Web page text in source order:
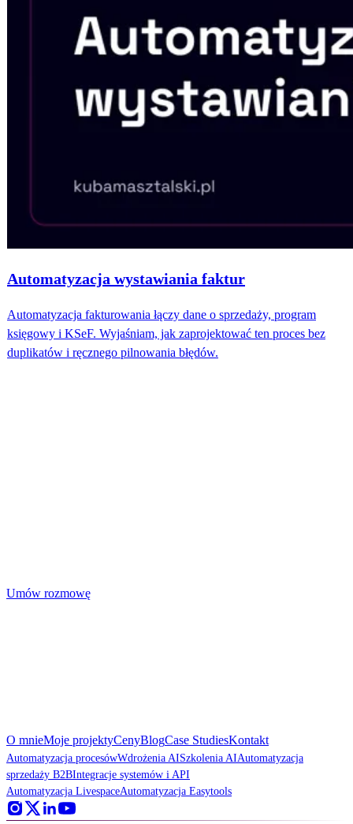
Automatyzacja wystawiania faktur
Automatyzacja fakturowania łączy dane o sprzedaży, program
księgowy i KSeF. Wyjaśniam, jak zaprojektować ten proces bez
duplikatów i ręcznego pilnowania błędów.
Umów rozmowę
O mnieMoje projektyCenyBlogCase StudiesKontakt
Automatyzacja procesówWdrożenia AISzkolenia AIAutomatyzacja
sprzedaży B2BIntegracje systemów i API
Automatyzacja LivespaceAutomatyzacja Easytools